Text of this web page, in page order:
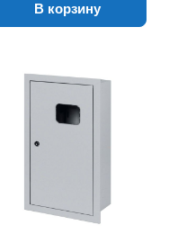
В корзину